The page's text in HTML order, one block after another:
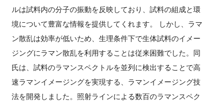
ルは試料内の分子の振動を反映しており、試料の組成と環
境について豊富な情報を提供してくれます。 しかし、ラマ
ン散乱は効率が低いため、生理条件下で生体試料のイメー
ジングにラマン散乱を利用することは従来困難でした。同
氏は、試料のラマンスペクトルを並列に検出することで高
速ラマンイメージングを実現する、ラマンイメージング技
法を開発しました。照射ラインによる数百のラマンスペク